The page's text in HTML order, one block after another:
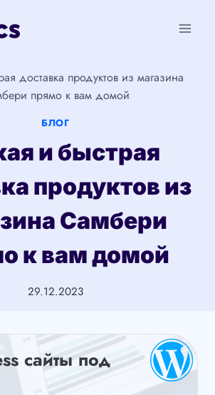
доставка продуктов из магазина
прямо к вам домой
БЛОГ
и быстрая
продуктов из
Самбери
к вам домой
29.12.2023
сайты под